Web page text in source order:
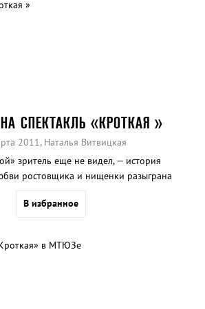
СПЕКТАКЛЬ «КРОТКАЯ »
2011, Наталья Витвицкая
зритель еще не видел, — история
ростовщика и нищенки разыграна
В избранное